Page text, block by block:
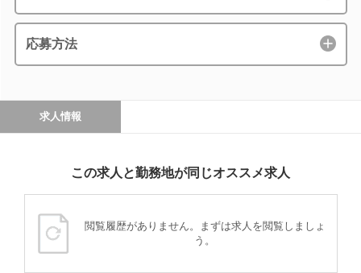
応募方法
求人情報
この求人と勤務地が同じオススメ求人
閲覧履歴がありません。まずは求人を閲覧しましょ
う。